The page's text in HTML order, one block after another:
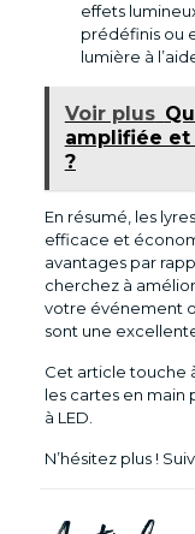
effets
prédéfinis ou
lumière à
Voir plus
amplifiée
?
En résumé, les
efficace et
avantages par
cherchez à
votre événement
sont une
Cet article touche
les cartes en
à LED.
N’hésitez plus !